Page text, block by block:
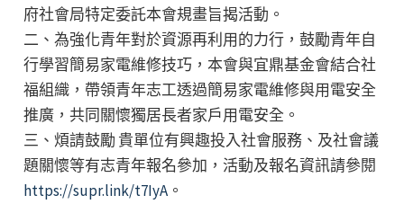
府社會局特定委託本會規畫旨揭活動。
二、為強化青年對於資源再利用的力行，鼓勵青年自
行學習簡易家電維修技巧，本會與宜鼎基金會結合社
福組織，帶領青年志工透過簡易家電維修與用電安全
推廣，共同關懷獨居長者家戶用電安全。
三、煩請鼓勵 貴單位有興趣投入社會服務、及社會議
題關懷等有志青年報名參加，活動及報名資訊請參閱
https://supr.link/t7IyA。